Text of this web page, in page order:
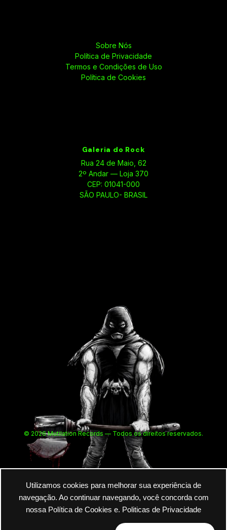
Utilizamos cookies para melhorar sua experiência de
navegação. Ao continuar navegando, você concorda com
nossa Política de Cookies e. Politicas de Privacidade
Sobre Nós
Política de Privacidade
Termos e Condições de Uso
Política de Cookies
Galeria do Rock
Rua 24 de Maio, 62
2º Andar — Loja 370
CEP: 01041-000
SÃO PAULO- BRASIL
© 2026 Mutilation Records — Todos os direitos reservados.